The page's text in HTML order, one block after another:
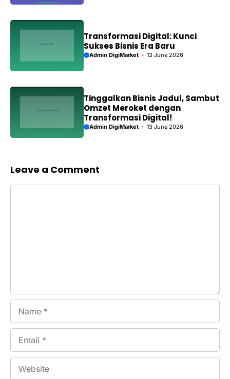
Transformasi Digital: Kunci
Sukses Bisnis Era Baru
Admin DigiMarket 13 June 2026
Tinggalkan Bisnis Jadul, Sambut
Omzet Meroket dengan
Transformasi Digital!
Admin DigiMarket 13 June 2026
Leave a Comment